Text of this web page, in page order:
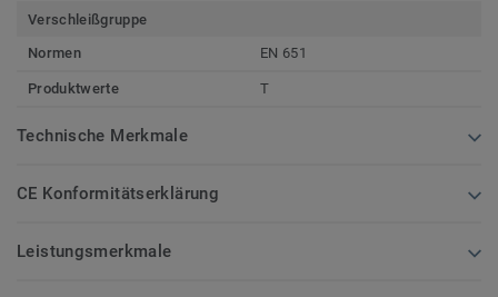
Verschleißgruppe
Normen
EN 651
Produktwerte T
Technische Merkmale
CE Konformitätserklärung
Leistungsmerkmale